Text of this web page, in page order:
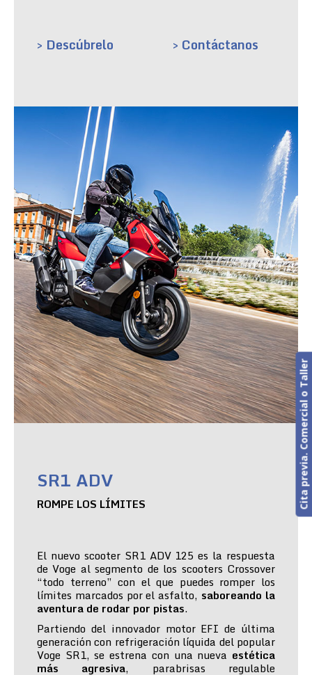
> Descúbrelo > Contáctanos
SR1 ADV
ROMPE LOS LÍMITES
El nuevo scooter SR1 ADV 125 es la respuesta
de Voge al segmento de los scooters Crossover
“todo terreno” con el que puedes romper los
límites marcados por el asfalto, saboreando la
aventura de rodar por pistas.
Partiendo del innovador motor EFI de última
generación con refrigeración líquida del popular
Voge SR1, se estrena con una nueva estética
más agresiva, parabrisas regulable
Cita previa. Comercial o Taller